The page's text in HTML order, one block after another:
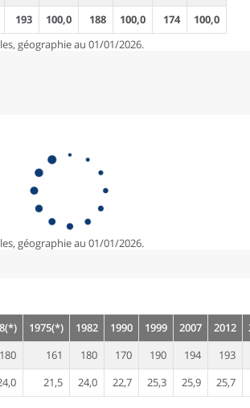
193 100,0 188 100,0 174
100,0
géographie au 01/01/2026.
géographie au 01/01/2026.
1975(*) 1982 1990 1999 2007 2012
180 161 180 170 190 194
193
21,5 24,0 22,7 25,3 25,9
25,7